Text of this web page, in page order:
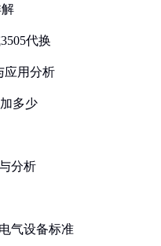
代换
应用分析
多少
分析
气设备标准